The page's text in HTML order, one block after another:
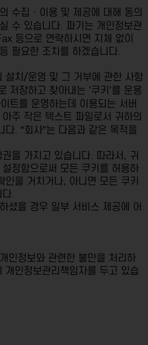
수집ㆍ이용 및 제공에 대해 동의
수 있습니다. 파기는 개인정보관
등으로 연락하시면 지체 없이
필요한 조치를 하겠습니다.
설치/운영 및 그 거부에 관한 사항
저장하고 찾아내는 '쿠키'를 운용
트를 운영하는데 이용되는 서버
주 작은 텍스트 파일로서 귀하의
다. “회사”는 다음과 같은 목적을
을 가지고 있습니다. 따라서, 귀
정함으로써 모든 쿠키를 허용하
을 거치거나, 아니면 모든 쿠키
.
셨을 경우 일부 서비스 제공에 어
인정보와 관련한 불만을 처리하
인정보관리책임자를 두고 있습